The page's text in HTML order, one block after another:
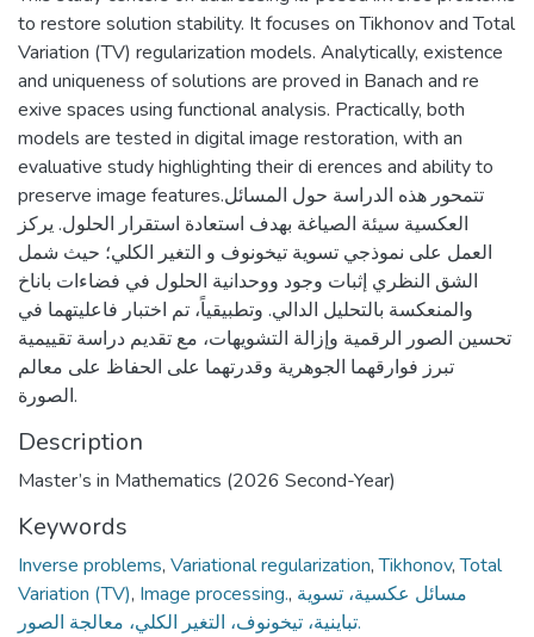
to restore solution stability. It focuses on Tikhonov and Total
Variation (TV) regularization models. Analytically, existence
and uniqueness of solutions are proved in Banach and re
exive spaces using functional analysis. Practically, both
models are tested in digital image restoration, with an
evaluative study highlighting their di erences and ability to
preserve image features.تتمحور هذه الدراسة حول المسائل
العكسية سيئة الصياغة بهدف استعادة استقرار الحلول. يركز
العمل على نموذجي تسوية تيخونوف و التغير الكلي؛ حيث شمل
الشق النظري إثبات وجود ووحدانية الحلول في فضاءات باناخ
والمنعكسة بالتحليل الدالي. وتطبيقياً، تم اختبار فاعليتهما في
تحسين الصور الرقمية وإزالة التشويهات، مع تقديم دراسة تقييمية
تبرز فوارقهما الجوهرية وقدرتهما على الحفاظ على معالم
الصورة.
Description
Master’s in Mathematics (2026 Second-Year)
Keywords
Inverse problems, Variational regularization,Tikhonov,Total
Variation (TV), Image processing., مسائل عكسية، تسوية
تباينية، تيخونوف، التغير الكلي، معالجة الصور.